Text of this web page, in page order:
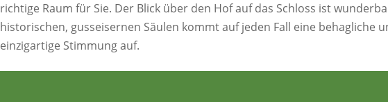
richtige Raum für Sie. Der Blick über den Hof auf das Schloss ist
historischen, gusseisernen Säulen kommt auf jeden Fall eine behagliche
einzigartige Stimmung auf.